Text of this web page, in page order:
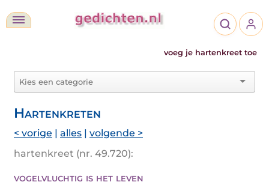
voeg je hartenkreet toe
Hartenkreten
< vorige | alles | volgende >
hartenkreet (nr. 49.720):
vogelvluchtig is het leven